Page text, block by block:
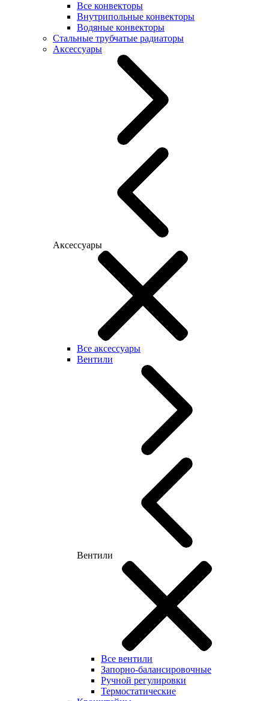
Все конвекторы
Внутрипольные конвекторы
Водяные конвекторы
Стальные трубчатые радиаторы
Аксессуары
Аксессуары
Все аксессуары
Вентили
Вентили
Все вентили
Запорно-балансировочные
Ручной регулировки
Термостатические